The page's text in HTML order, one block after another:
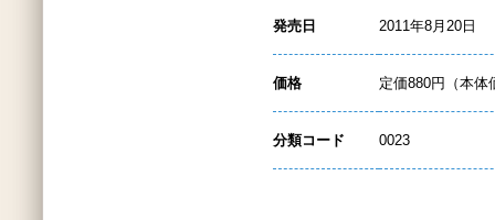
発売日 2011年8月20日
価格 定価880円（本体
分類コード 0023